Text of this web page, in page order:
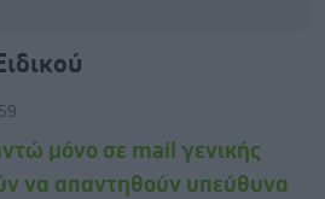
μόνο σε mail γενικής
να απαντηθούν υπεύθυνα